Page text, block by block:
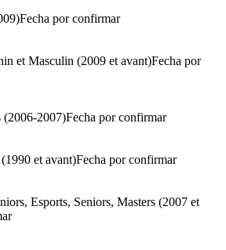
Fecha por confirmar
et Masculin (2009 et avant)Fecha por
(2006-2007)Fecha por confirmar
et avant)Fecha por confirmar
Esports, Seniors, Masters (2007 et